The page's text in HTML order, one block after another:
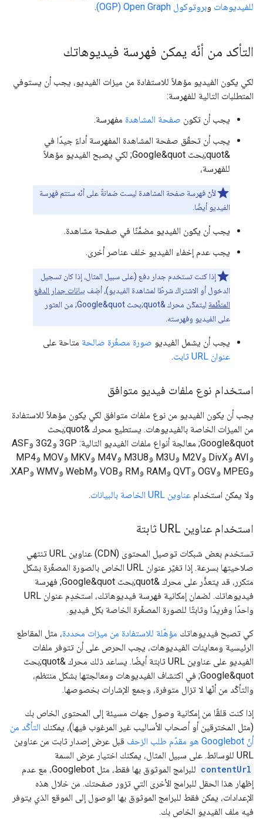
للفيديوهات وبروتوكول Open Graph‏ (OGP) .
التأكد من أنّه يمكن فهرسة فيديوهاتك
لكي يكون الفيديو مؤهلاً للاستفادة من ميزات الفيديو، يجب أن يستوفي
المتطلبات التالية للفهرسة:
يجب أن تكون صفحة المشاهدة مفهرسة.
يجب أن تحقّق صفحة المشاهدة المفهرسة أداءً جيدًا في
&quot;بحث Google&quot; لكي يصبح الفيديو مؤهلاً
للفهرسة،
لأنّ فهرسة صفحة المشاهدة ليست ضمانةً على أنّه ستتم فهرسة
الفيديو أيضًا.
يجب أن يكون الفيديو مضمَّنًا في صفحة مشاهدة.
يجب عدم إخفاء الفيديو خلف عناصر أخرى.
إذا كنت تستخدم جدار دفع (على سبيل المثال، إذا كان تسجيل
الدخول أو الاشتراك شرطًا لمشاهدة الفيديو)، أضِف بيانات جدار الدفع
المنظَّمة
ليتمكّن محرك &quot;بحث Google&quot; من العثور
على الفيديو وفهرسته.
يجب أن يشمل الفيديو صورة مصغّرة صالحة متاحة على
عنوان URL ثابت
.
استخدام نوع ملفات فيديو متوافق
يجب أن يكون الفيديو من نوع ملفات متوافق لكي يكون مؤهلاً للاستفادة
من الميزات الخاصة بالفيديوهات. يستطيع محرك &quot;بحث
Google&quot; معالجة أنواع ملفات الفيديو التالية: ‫3GP و3G2 وASF
وAVI وDivX وM2V وM3U وM3U8 وM4V وMKV وMOV وMP4
وMPEG وOGV وQVT وRAM وRM وVOB وWebM وWMV وXAP.
ولا يمكن استخدام عناوين URL الخاصة بالبيانات .
استخدام عناوين URL ثابتة
تستخدم بعض شبكات توصيل المحتوى (CDN) عناوين URL تنتهي
صلاحيتها بسرعة. إذا تغيّر عنوان URL الخاص بالصورة المصغّرة بشكل
متكرر، قد يتعذَّر على محرك &quot;بحث Google&quot; فهرسة
فيديوهاتك. لضمان إمكانية فهرسة فيديوهاتك، استخدِم عنوان URL
واحدًا وفريدًا وثابتًا للصورة المصغّرة الخاصة بكل فيديو.
كي تصبح فيديوهاتك مؤهّلة للاستفادة من ميزات محددة، مثل المقاطع
الرئيسية ومعاينات الفيديوهات، يجب الحرص على أن تتوفر ملفات
الفيديو على عناوين URL ثابتة أيضًا. يساعد ذلك محرك &quot;بحث
Google&quot; في اكتشاف الفيديوهات ومعالجتها بشكل منتظم،
والتأكّد من أنّها لا تزال متوفرة، وجمع الإشارات بخصوصها.
إذا كنت قلقًا من إمكانية وصول جهات مسيئة إلى المحتوى الخاص بك
(مثل المخترقين أو أصحاب الأساليب غير المرغوب فيها)، يمكنك التأكّد من
أنّ Googlebot هو مقدّم طلب الزحف
قبل عرض إصدار ثابت من عناوين
URL للوسائط. على سبيل المثال، يمكنك اختيار عرض السمة
contentUrl
للبرامج الموثوق بها فقط، مثل Googlebot، مع عدم
إظهار هذا الحقل للبرامج الأخرى التي تزور صفحتك. من خلال هذه
الإعدادات، يمكن فقط للبرامج الموثوق بها الوصول إلى الموقع الذي يتوفر
فيه ملف الفيديو الخاص بك.